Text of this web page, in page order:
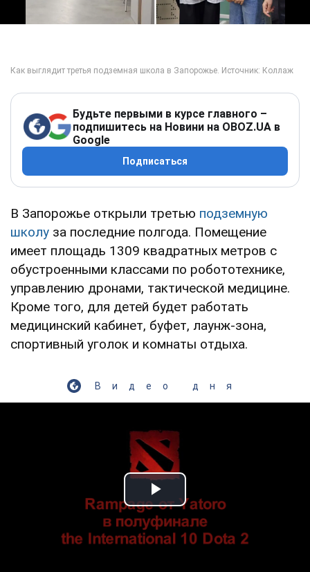
Будьте первыми в курсе главного –
подпишитесь на Новини на OBOZ.UA в
Google
Подписаться
В Запорожье открыли третью подземную
школу за последние полгода. Помещение
имеет площадь 1309 квадратных метров с
обустроенными классами по робототехнике,
управлению дронами, тактической медицине.
Кроме того, для детей будет работать
медицинский кабинет, буфет, лаунж-зона,
спортивный уголок и комнаты отдыха.
Видео дня
Play Video